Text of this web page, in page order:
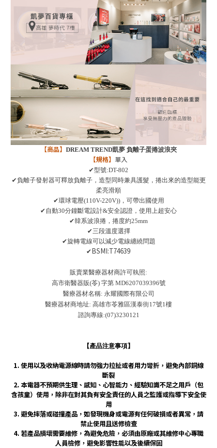
【商品】 DREAM TREND凱夢 負離子蛋捲波浪夾
【規格】 單入
✔型號:DT-802
✔ 負離子發射器可釋放負離子，造型同時兼具護髮，捲出來的造型能更
柔亮滑順
✔環球電壓(110V-220V))，可帶出國使用
✔ 自動30分鐘斷電設計&安全認證，使用上超安心
✔韓系波浪捲，捲度約25mm
✔ 三段溫度選擇
✔旋轉電線可以減少電線纏繞問題
✔BSMI:T74639
販賣業醫療器材商許可執照:
高市衛醫器販(苓) 字第 MD6207039396號
醫療器材名稱: 永耀國際有限公司
醫療器材商地址: 高雄市苓雅區漢泰街17號1樓
諮詢專線:(07)3230121
【產品注意事項】
1. 使用以及收納電源線時請勿強力拉扯或者用力彎折，避免內部銅線
斷裂
2. 本電器不預期供生理、感知、心智能力、經驗知識不足之用戶（包
含孩童）使用，除非在對其負有安全責任的人員之監護或指導下安全使
用
3. 避免摔落或碰撞產品，如發現機身或電源有任何破損或者異常，請
禁止使用且送修檢查
4. 若產品損壞需要維修，為避免危險，必須由原廠或其維修中心專職
人員檢修，避免影響性能以及後續保固